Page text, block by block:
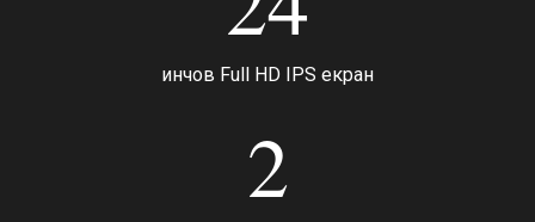
инчов Full HD IPS екран
2